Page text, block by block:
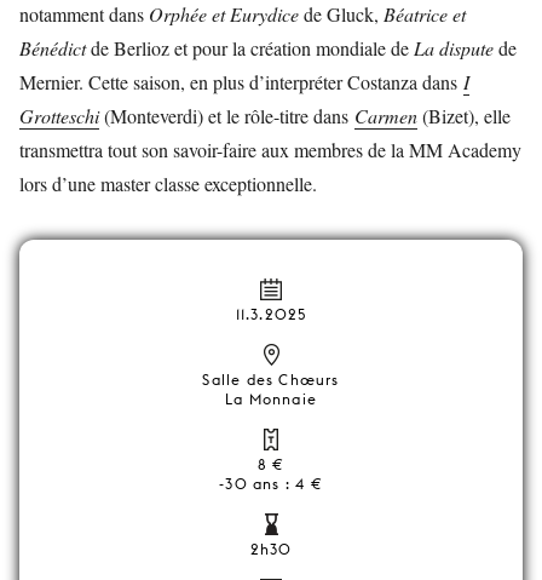
notamment dans Orphée et Eurydicede Gluck, Béatrice et
Bénédictde Berlioz et pour la création mondiale de La disputede
Mernier. Cette saison, en plus d’interpréter Costanza dans I
Grotteschi(Monteverdi) et le rôle-titre dans Carmen(Bizet), elle
transmettra tout son savoir-faire aux membres de la MM Academy
lors d’une master classe exceptionnelle.
11.3.2025
Salle des Chœurs
La Monnaie
8 €
-30 ans : 4 €
2h30